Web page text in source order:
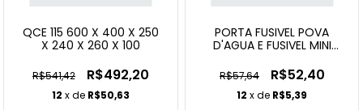
QCE 115 600 X 400 X 250
X 240 X 260 X 100
R$541,42 R$492,20
12 x de R$50,63
PORTA FUSIVEL POVA
D'AGUA E FUSIVEL MINI
R$57,64 R$52,40
12 x de R$5,39